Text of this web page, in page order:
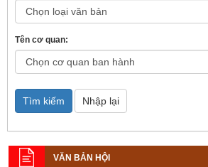
Tên cơ quan:
Tìm kiếm Nhập lại
VĂN BẢN HỘI